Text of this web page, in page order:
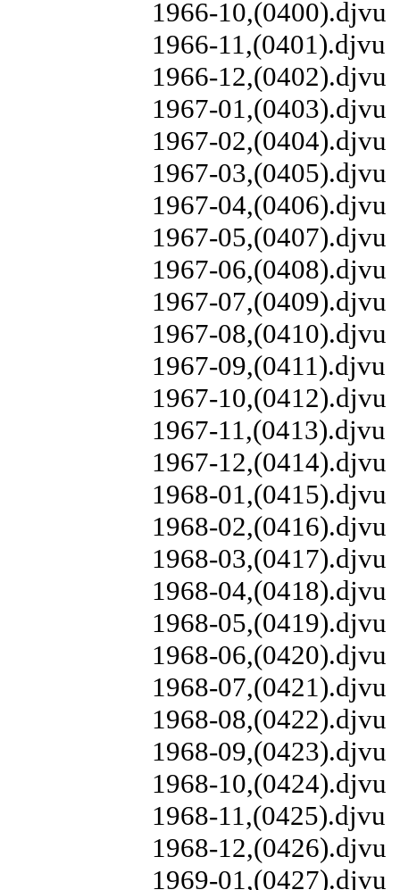
1966-10,(0400).djvu
1966-11,(0401).djvu
1966-12,(0402).djvu
1967-01,(0403).djvu
1967-02,(0404).djvu
1967-03,(0405).djvu
1967-04,(0406).djvu
1967-05,(0407).djvu
1967-06,(0408).djvu
1967-07,(0409).djvu
1967-08,(0410).djvu
1967-09,(0411).djvu
1967-10,(0412).djvu
1967-11,(0413).djvu
1967-12,(0414).djvu
1968-01,(0415).djvu
1968-02,(0416).djvu
1968-03,(0417).djvu
1968-04,(0418).djvu
1968-05,(0419).djvu
1968-06,(0420).djvu
1968-07,(0421).djvu
1968-08,(0422).djvu
1968-09,(0423).djvu
1968-10,(0424).djvu
1968-11,(0425).djvu
1968-12,(0426).djvu
1969-01,(0427).djvu